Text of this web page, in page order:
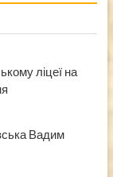
ліцеї на
Вадим